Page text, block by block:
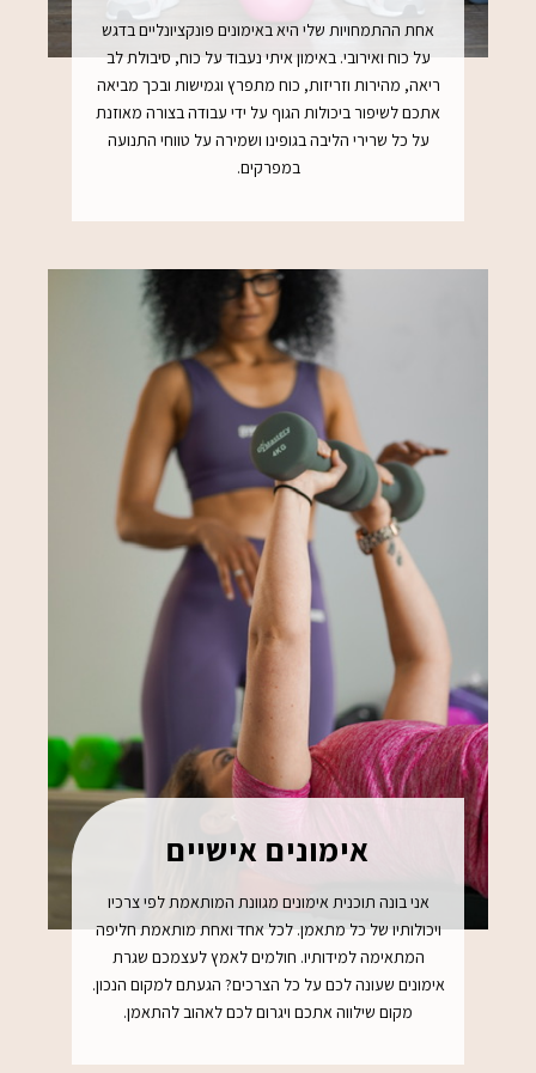
אחת ההתמחויות שלי היא באימונים פונקציונליים בדגש
על כוח ואירובי. באימון איתי נעבוד על כוח, סיבולת לב
ריאה, מהירות וזריזות, כוח מתפרץ וגמישות ובכך מביאה
אתכם לשיפור ביכולות הגוף על ידי עבודה בצורה מאוזנת
על כל שרירי הליבה בגופינו ושמירה על טווחי התנועה
במפרקים.
אימונים אישיים
אני בונה תוכנית אימונים מגוונת המותאמת לפי צרכיו
ויכולותיו של כל מתאמן. לכל אחד ואחת מותאמת חליפה
המתאימה למידותיו. חולמים לאמץ לעצמכם שגרת
אימונים שעונה לכם על כל הצרכים? הגעתם למקום הנכון.
מקום שילווה אתכם ויגרום לכם לאהוב להתאמן.